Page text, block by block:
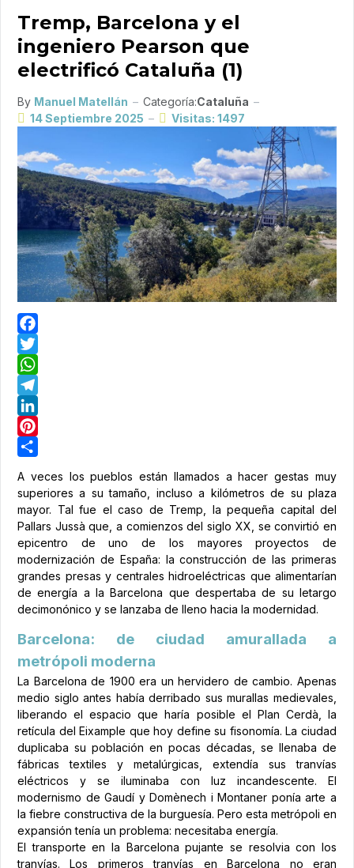
Tremp, Barcelona y el
ingeniero Pearson que
electrificó Cataluña (1)
By Manuel Matellán Categoría:Cataluña
14 Septiembre 2025
Visitas: 1497
Facebook
Twitter
WhatsApp
Telegram
LinkedIn
Pinterest
A veces los pueblos están llamados a hacer gestas muy
superiores a su tamaño, incluso a kilómetros de su plaza
mayor. Tal fue el caso de Tremp, la pequeña capital del
Pallars Jussà que, a comienzos del siglo XX, se convirtió en
epicentro de uno de los mayores proyectos de
modernización de España: la construcción de las primeras
grandes presas y centrales hidroeléctricas que alimentarían
de energía a la Barcelona que despertaba de su letargo
decimonónico y se lanzaba de lleno hacia la modernidad.
Barcelona: de ciudad amurallada a
metrópoli moderna
La Barcelona de 1900 era un hervidero de cambio. Apenas
medio siglo antes había derribado sus murallas medievales,
liberando el espacio que haría posible el Plan Cerdà, la
retícula del Eixample que hoy define su fisonomía. La ciudad
duplicaba su población en pocas décadas, se llenaba de
fábricas textiles y metalúrgicas, extendía sus tranvías
eléctricos y se iluminaba con luz incandescente. El
modernismo de Gaudí y Domènech i Montaner ponía arte a
la fiebre constructiva de la burguesía. Pero esta metrópoli en
expansión tenía un problema: necesitaba energía.
El transporte en la Barcelona pujante se resolvia con los
tranvías. Los primeros tranvías en Barcelona no eran